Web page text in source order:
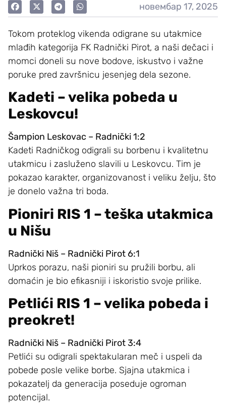
новембар 17, 2025
Tokom proteklog vikenda odigrane su utakmice
mlađih kategorija FK Radnički Pirot, a naši dečaci i
momci doneli su nove bodove, iskustvo i važne
poruke pred završnicu jesenjeg dela sezone.
Kadeti – velika pobeda u
Leskovcu!
Šampion Leskovac – Radnički 1:2
Kadeti Radničkog odigrali su borbenu i kvalitetnu
utakmicu i zasluženo slavili u Leskovcu. Tim je
pokazao karakter, organizovanost i veliku želju, što
je donelo važna tri boda.
Pioniri RIS 1 – teška utakmica
u Nišu
Radnički Niš – Radnički Pirot 6:1
Uprkos porazu, naši pioniri su pružili borbu, ali
domaćin je bio efikasniji i iskoristio svoje prilike.
Petlići RIS 1 – velika pobeda i
preokret!
Radnički Niš – Radnički Pirot 3:4
Petlići su odigrali spektakularan meč i uspeli da
pobede posle velike borbe. Sjajna utakmica i
pokazatelj da generacija poseduje ogroman
potencijal.